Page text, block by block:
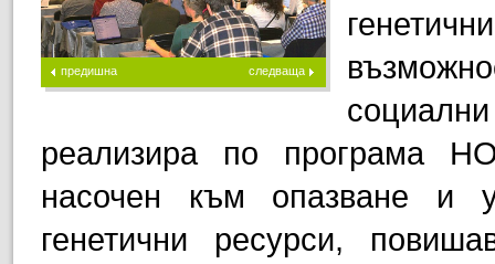
предишна следваща
реализира по програма
насочен към опазване и
генетични ресурси,